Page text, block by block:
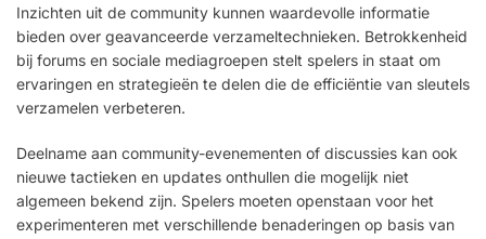
Inzichten uit de community kunnen waardevolle informatie
bieden over geavanceerde verzameltechnieken. Betrokkenheid
bij forums en sociale mediagroepen stelt spelers in staat om
ervaringen en strategieën te delen die de efficiëntie van sleutels
verzamelen verbeteren.
Deelname aan community-evenementen of discussies kan ook
nieuwe tactieken en updates onthullen die mogelijk niet
algemeen bekend zijn. Spelers moeten openstaan voor het
experimenteren met verschillende benaderingen op basis van